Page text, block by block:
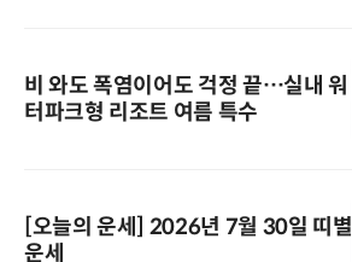
비 와도 폭염이어도 걱정 끝…실내 워
터파크형 리조트 여름 특수
[오늘의 운세] 2026년 7월 30일 띠별
운세